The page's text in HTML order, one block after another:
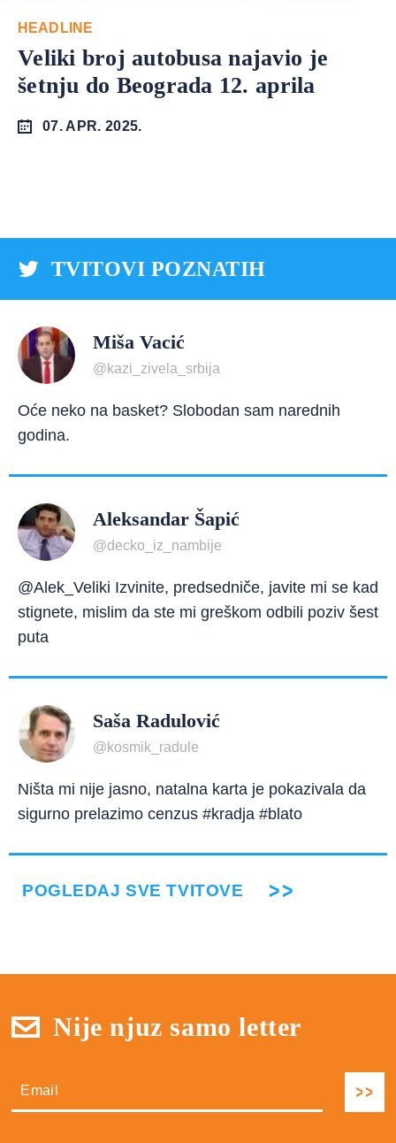
HEADLINE
Veliki broj autobusa najavio je
šetnju do Beograda 12. aprila
07. APR. 2025.
TVITOVI POZNATIH
Miša Vacić
@kazi_zivela_srbija
Oće neko na basket? Slobodan sam narednih
godina.
Aleksandar Šapić
@decko_iz_nambije
@Alek_Veliki Izvinite, predsedniče, javite mi se kad
stignete, mislim da ste mi greškom odbili poziv šest
puta
Saša Radulović
@kosmik_radule
Ništa mi nije jasno, natalna karta je pokazivala da
sigurno prelazimo cenzus #kradja #blato
POGLEDAJ SVE TVITOVE
Nije njuz samo letter